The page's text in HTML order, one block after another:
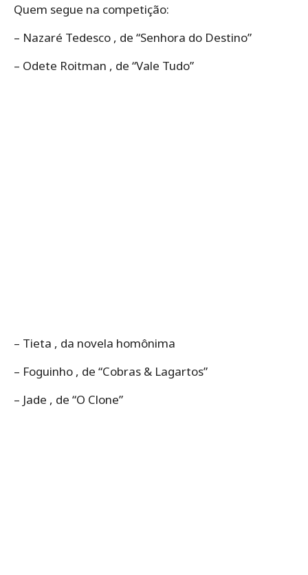
Quem segue na competição:
– Nazaré Tedesco , de “Senhora do Destino”
– Odete Roitman , de “Vale Tudo”
– Tieta , da novela homônima
– Foguinho , de “Cobras & Lagartos”
– Jade , de “O Clone”